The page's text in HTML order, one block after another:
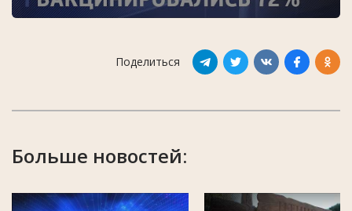
Поделиться
Больше новостей: